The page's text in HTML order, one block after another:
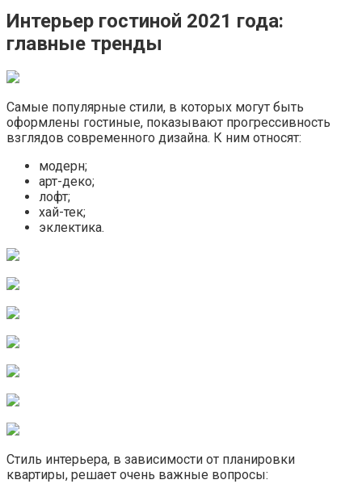
Интерьер гостиной 2021 года:
главные тренды
Самые популярные стили, в которых могут быть
оформлены гостиные, показывают прогрессивность
взглядов современного дизайна. К ним относят:
модерн;
арт-деко;
лофт;
хай-тек;
эклектика.
Стиль интерьера, в зависимости от планировки
квартиры, решает очень важные вопросы: